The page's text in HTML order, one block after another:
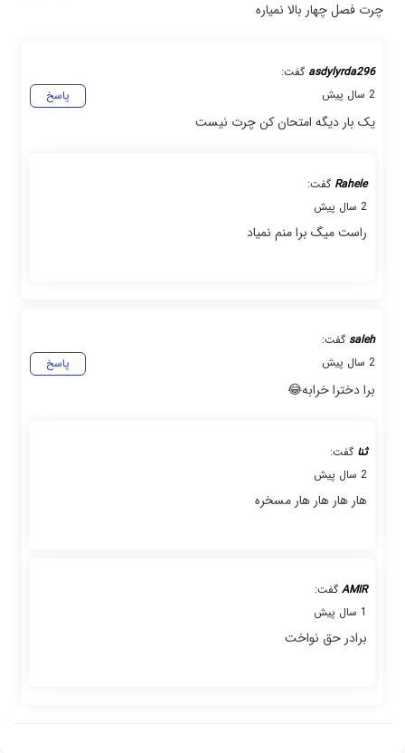
چرت فصل چهار بالا نمیاره
asdylyrda296 گفت:
پاسخ
2 سال پیش
یک بار دیگه امتحان کن چرت نیست
Rahele گفت:
2 سال پیش
راست میگ برا منم نمیاد
saleh گفت:
پاسخ
2 سال پیش
برا دخترا خرابه😂
ثنا گفت:
2 سال پیش
هار هار هار هار مسخره
AMIR گفت:
1 سال پیش
برادر حق نواخت